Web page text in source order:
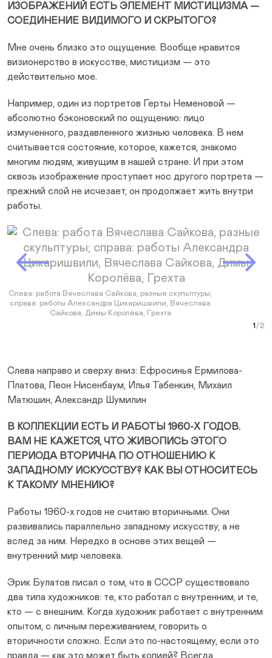
ИЗОБРАЖЕНИЙ ЕСТЬ ЭЛЕМЕНТ МИСТИЦИЗМА —
СОЕДИНЕНИЕ ВИДИМОГО И СКРЫТОГО?
Мне очень близко это ощущение. Вообще нравится
визионерство в искусстве, мистицизм — это
действительно мое.
Например, один из портретов Герты Неменовой —
абсолютно бэконовский по ощущению: лицо
измученного, раздавленного жизнью человека. В нем
считывается состояние, которое, кажется, знакомо
многим людям, живущим в нашей стране. И при этом
сквозь изображение проступает нос другого портрета —
прежний слой не исчезает, он продолжает жить внутри
работы.
Prev Slide
Слева: работа Вячеслава Сайкова, разные скульптуры;
справа: работы Александра Цикаришвили, Вячеслава
Сайкова, Димы Королёва, Грехта
Слева направо и сверху вниз: Ефросинья Ермилова-
Платова, Леон Нисенбаум, Илья Табенкин, Михаил
Матюшин, Александр Шумилин
В КОЛЛЕКЦИИ ЕСТЬ И РАБОТЫ 1960-Х ГОДОВ.
ВАМ НЕ КАЖЕТСЯ, ЧТО ЖИВОПИСЬ ЭТОГО
ПЕРИОДА ВТОРИЧНА ПО ОТНОШЕНИЮ К
ЗАПАДНОМУ ИСКУССТВУ? КАК ВЫ ОТНОСИТЕСЬ
К ТАКОМУ МНЕНИЮ?
Работы 1960-х годов не считаю вторичными. Они
развивались параллельно западному искусству, а не
вслед за ним. Нередко в основе этих вещей —
внутренний мир человека.
Эрик Булатов писал о том, что в СССР существовало
два типа художников: те, кто работал с внутренним, и те,
кто — с внешним. Когда художник работает с внутренним
опытом, с личным переживанием, говорить о
вторичности сложно. Если это по-настоящему, если это
правда — как это может быть копией? Всегда